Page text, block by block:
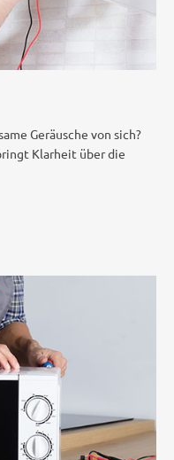
Geräusche von sich?
Klarheit über die